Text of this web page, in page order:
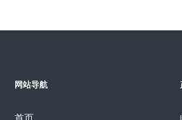
网站导航